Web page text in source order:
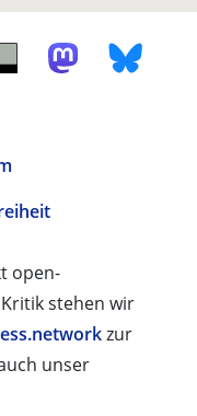
open-
stehen wir
zur
unser